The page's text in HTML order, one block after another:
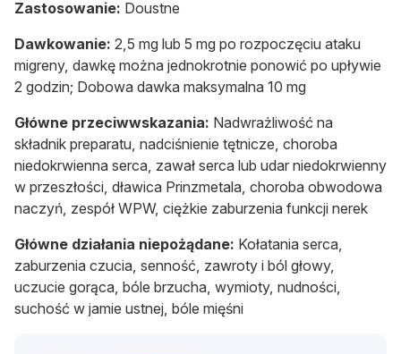
Zastosowanie: Doustne
Dawkowanie: 2,5 mg lub 5 mg po rozpoczęciu ataku
migreny, dawkę można jednokrotnie ponowić po upływie
2 godzin; Dobowa dawka maksymalna 10 mg
Główne przeciwwskazania: Nadwrażliwość na
składnik preparatu, nadciśnienie tętnicze, choroba
niedokrwienna serca, zawał serca lub udar niedokrwienny
w przeszłości, dławica Prinzmetala, choroba obwodowa
naczyń, zespół WPW, ciężkie zaburzenia funkcji nerek
Główne działania niepożądane: Kołatania serca,
zaburzenia czucia, senność, zawroty i ból głowy,
uczucie gorąca, bóle brzucha, wymioty, nudności,
suchość w jamie ustnej, bóle mięśni